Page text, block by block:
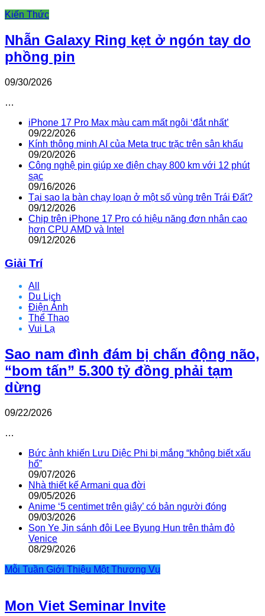
Kiến Thức
Nhẫn Galaxy Ring kẹt ở ngón tay do
phồng pin
09/30/2026
…
iPhone 17 Pro Max màu cam mất ngôi ‘đắt nhất’
09/22/2026
Kính thông minh AI của Meta trục trặc trên sân khấu
09/20/2026
Công nghệ pin giúp xe điện chạy 800 km với 12 phút
sạc
09/16/2026
Tại sao la bàn chạy loạn ở một số vùng trên Trái Đất?
09/12/2026
Chip trên iPhone 17 Pro có hiệu năng đơn nhân cao
hơn CPU AMD và Intel
09/12/2026
Giải Trí
All
Du Lịch
Điện Ảnh
Thể Thao
Vui Lạ
Sao nam đình đám bị chấn động não,
“bom tấn” 5.300 tỷ đồng phải tạm
dừng
09/22/2026
…
Bức ảnh khiến Lưu Diệc Phi bị mắng “không biết xấu
hổ”
09/07/2026
Nhà thiết kế Armani qua đời
09/05/2026
Anime ‘5 centimet trên giây’ có bản người đóng
09/03/2026
Son Ye Jin sánh đôi Lee Byung Hun trên thảm đỏ
Venice
08/29/2026
Mỗi Tuần Giới Thiệu Một Thương Vụ
Mon Viet Seminar Invite